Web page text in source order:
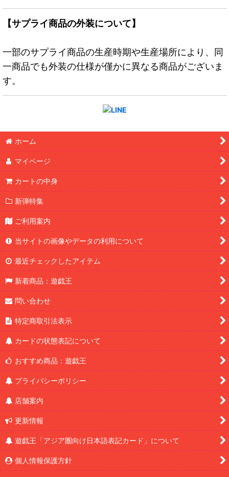
【サプライ商品の外装について】
一部のサプライ商品の生産時期や生産場所により、同
一商品でも外装の仕様が僅かに異なる商品がございま
す。
ホーム
マイページ
カートの中身
新弾特集
ご利用案内
当サイトの画像やデータの利用について
最近チェックしたアイテム
新着商品：遊戯王
問い合わせ
特定商取引法表示
カードの状態表記について
おすすめ商品：遊戯王
プライバシーポリシー
店舗案内
更新情報
遊戯王「アジア圏向け日本語表記カード」について
個人情報保護方針